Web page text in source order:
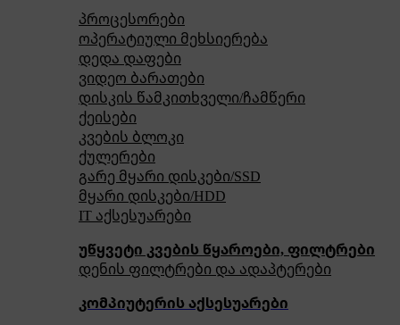
პროცესორები
ოპერატიული მეხსიერება
დედა დაფები
ვიდეო ბარათები
დისკის წამკითხველი/ჩამწერი
ქეისები
კვების ბლოკი
ქულერები
გარე მყარი დისკები/SSD
მყარი დისკები/HDD
IT აქსესუარები
უწყვეტი კვების წყაროები, ფილტრები
დენის ფილტრები და ადაპტერები
კომპიუტერის აქსესუარები